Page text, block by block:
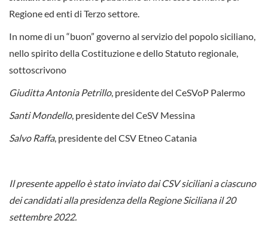
Regione ed enti di Terzo settore.
In nome di un “buon” governo al servizio del popolo siciliano,
nello spirito della Costituzione e dello Statuto regionale,
sottoscrivono
Giuditta Antonia Petrillo, presidente del CeSVoP Palermo
Santi Mondello, presidente del CeSV Messina
Salvo Raffa, presidente del CSV Etneo Catania
Il presente appello è stato inviato dai CSV siciliani a ciascuno
dei candidati alla presidenza della Regione Siciliana il 20
settembre 2022.